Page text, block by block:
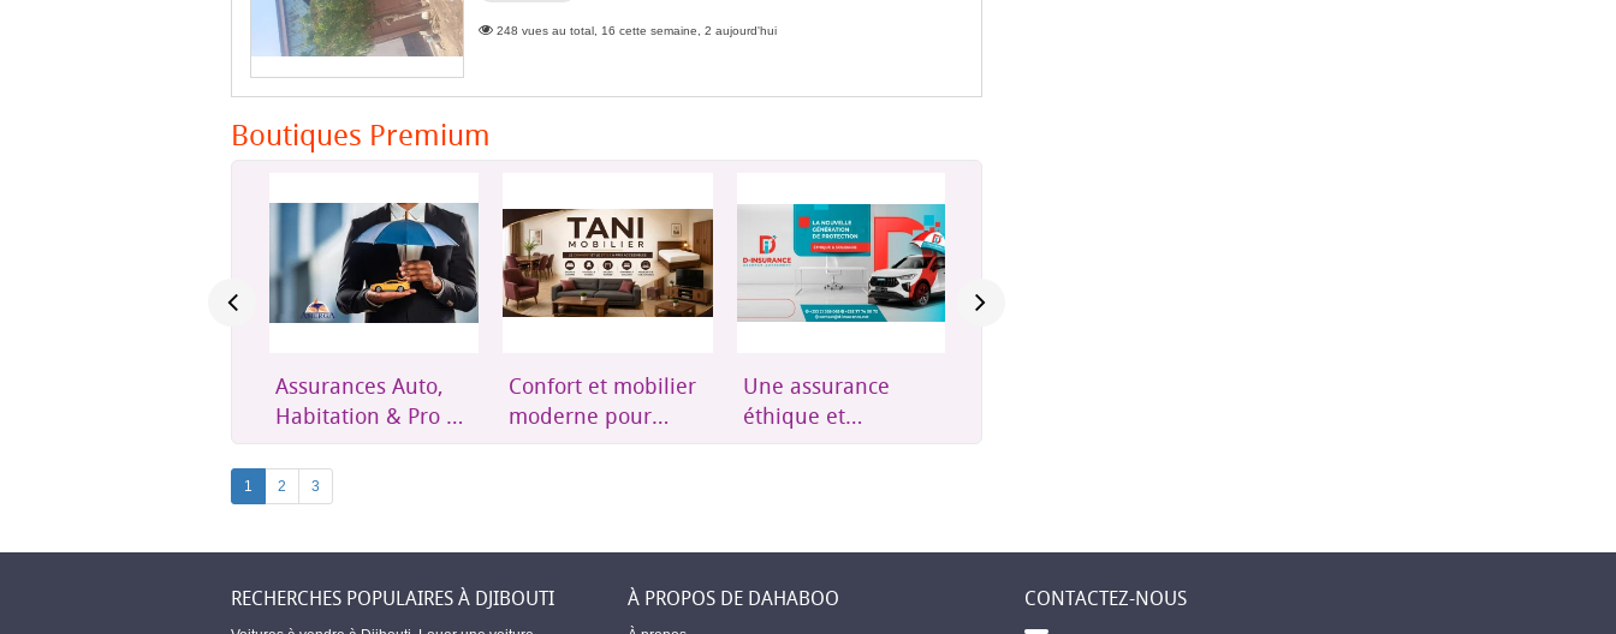
248 vues au total, 16 cette semaine, 2 aujourd'hui
Boutiques Premium
Confort et mobilier
moderne pour
Une assurance
éthique et
Groupes
électrogènes,
1 2 3
RECHERCHES POPULAIRES À DJIBOUTI À PROPOS DE DAHABOO CONTACTEZ-NOUS